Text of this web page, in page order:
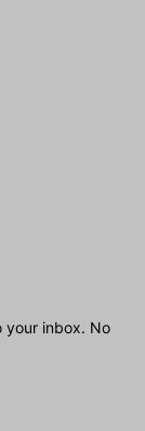
your inbox. No